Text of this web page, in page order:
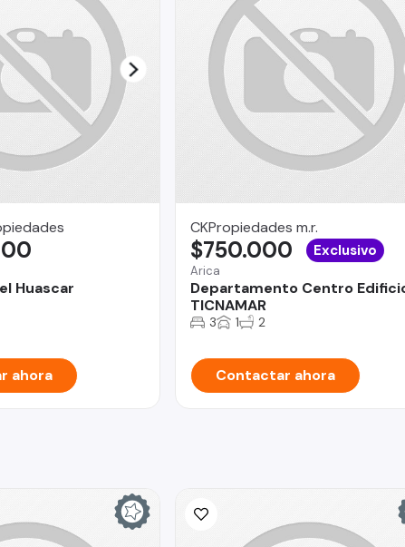
Huascar
ahora
CKPropiedades m.r.
Arica
Departamento Centro
TICNAMAR
$750.000 Exclusivo
3 1 2
Contactar ahora